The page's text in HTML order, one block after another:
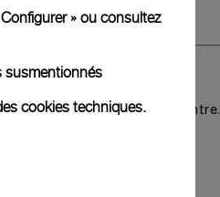
sur le style choisi de la montre.
» ou consultez
susmentionnés
cookies techniques.